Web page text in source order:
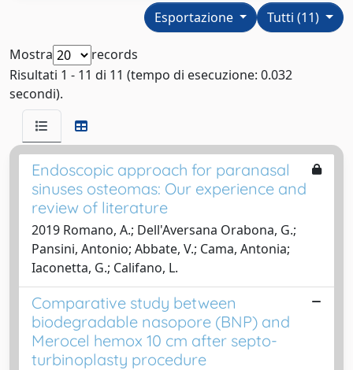
Tutti (11)
Esportazione
Mostra
records
Risultati 1 - 11 di 11 (tempo di esecuzione: 0.032
secondi).
Endoscopic approach for paranasal
sinuses osteomas: Our experience and
review of literature
2019 Romano, A.; Dell'Aversana Orabona, G.;
Pansini, Antonio; Abbate, V.; Cama, Antonia;
Iaconetta, G.; Califano, L.
Comparative study between
biodegradable nasopore (BNP) and
Merocel hemox 10 cm after septo-
turbinoplasty procedure